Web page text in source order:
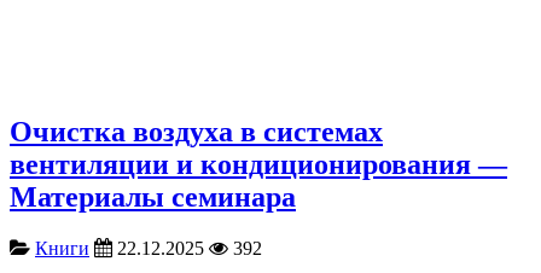
Очистка воздуха в системах
вентиляции и кондиционирования —
Материалы семинара
Книги 22.12.2025
392